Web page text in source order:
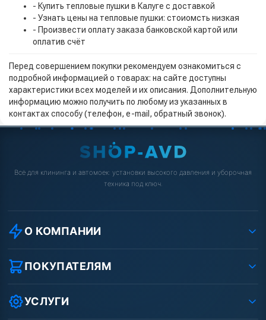
- Купить тепловые пушки в Калуге с доставкой
- Узнать цены на тепловые пушки: стоиомсть низкая
- Произвести оплату заказа банковской картой или
оплатив счёт
Перед совершением покупки рекомендуем ознакомиться с
подробной информацией о товарах: на сайте доступны
характеристики всех моделей и их описания. Дополнительную
информацию можно получить по любому из указанных в
контактах способу (телефон, e-mail, обратный звонок).
Всё для клининга и автомоек: установки высокого давления и уборочная
техника под ключ.
О КОМПАНИИ
О компании
Реквизиты ООО «Шоп АВД»
Защита данных клиента
Условия соглашения
Вакансии
ПОКУПАТЕЛЯМ
Как заказать?
Оплата
Доставка
УСЛУГИ
Ремонт АВД